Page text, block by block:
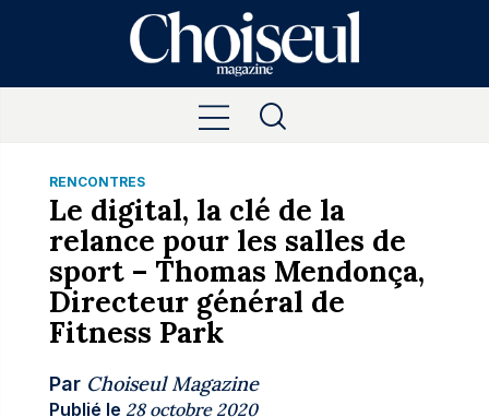
RENCONTRES
Le digital, la clé de la
relance pour les salles de
sport – Thomas Mendonça,
Directeur général de
Fitness Park
Par Choiseul Magazine
Publié le 28 octobre 2020